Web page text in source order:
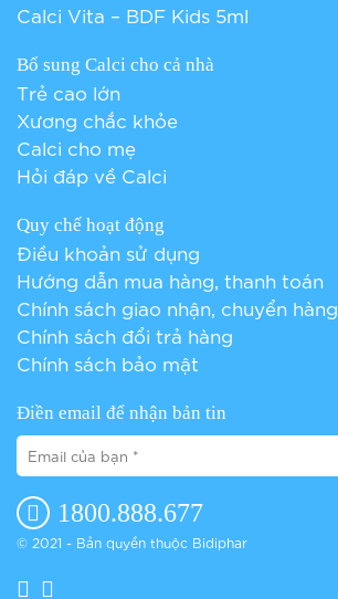
Calci Vita – BDF Kids 5ml
Bổ sung Calci cho cả nhà
Trẻ cao lớn
Xương chắc khỏe
Calci cho mẹ
Hỏi đáp về Calci
Quy chế hoạt động
Điều khoản sử dụng
Hướng dẫn mua hàng, thanh toán
Chính sách giao nhận, chuyển hàng
Chính sách đổi trả hàng
Chính sách bảo mật
Điền email để nhận bản tin
1800.888.677
© 2021 - Bản quyền thuộc Bidiphar